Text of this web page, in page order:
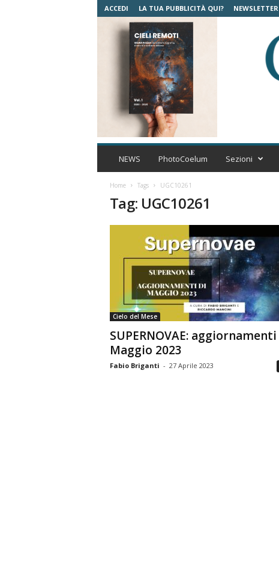
ACCEDI LA TUA PUBBLICITÀ QUI? NEWSLETTER
C
t
r
n
o
m
i
a
NEWS PhotoCoelum Sezioni
Home Tags UGC10261
Tag: UGC10261
Cielo del Mese
SUPERNOVAE: aggiornamenti
Maggio 2023
Fabio Briganti - 27 Aprile 2023